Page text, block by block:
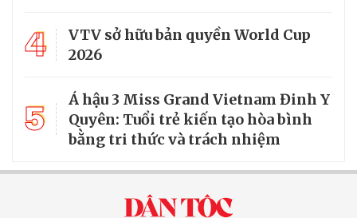
4
VTV sở hữu bản quyền World Cup
2026
5
Á hậu 3 Miss Grand Vietnam Đinh Y
Quyên: Tuổi trẻ kiến tạo hòa bình
bằng tri thức và trách nhiệm